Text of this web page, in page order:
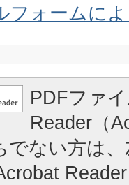
フォームに
PDFファ
Reader（
でない方は